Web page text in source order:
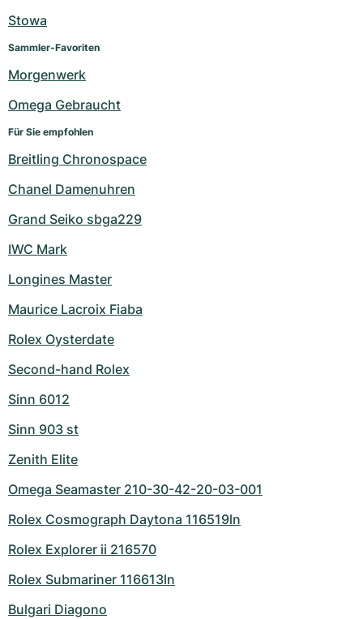
Stowa
Sammler-Favoriten
Morgenwerk
Omega Gebraucht
Für Sie empfohlen
Breitling Chronospace
Chanel Damenuhren
Grand Seiko sbga229
IWC Mark
Longines Master
Maurice Lacroix Fiaba
Rolex Oysterdate
Second-hand Rolex
Sinn 6012
Sinn 903 st
Zenith Elite
Omega Seamaster 210-30-42-20-03-001
Rolex Cosmograph Daytona 116519ln
Rolex Explorer ii 216570
Rolex Submariner 116613ln
Bulgari Diagono